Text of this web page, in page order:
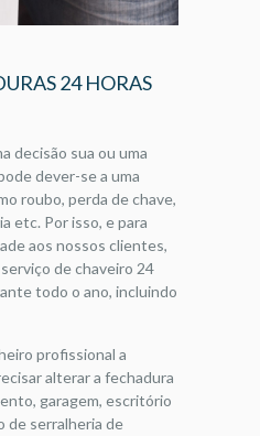
24 HORAS
decisão sua ou uma
dever-se a uma
roubo, perda de chave,
etc. Por isso, e para
aos nossos clientes,
de chaveiro 24
todo o ano, incluindo
profissional a
alterar a fechadura
garagem, escritório
de serralheria de